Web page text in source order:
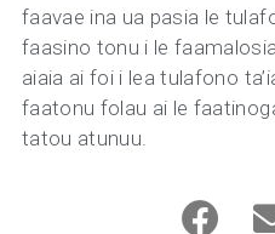
faavae ina ua pasia le
faasino tonu i le
aiaia ai foi i lea tulafono
faatonu folau ai le
tatou atunuu.